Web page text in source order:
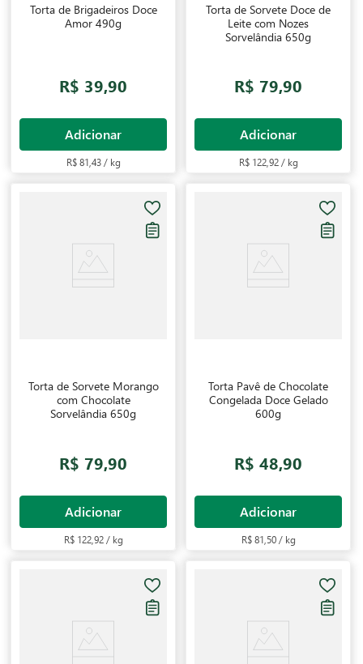
Torta de Brigadeiros Doce
Amor 490g
R$ 39,90
Adicionar
R$ 81,43 / kg
Torta de Sorvete Doce de
Leite com Nozes
Sorvelândia 650g
R$ 79,90
Adicionar
R$ 122,92 / kg
Torta de Sorvete Morango
com Chocolate
Sorvelândia 650g
R$ 79,90
Adicionar
R$ 122,92 / kg
Torta Pavê de Chocolate
Congelada Doce Gelado
600g
R$ 48,90
Adicionar
R$ 81,50 / kg